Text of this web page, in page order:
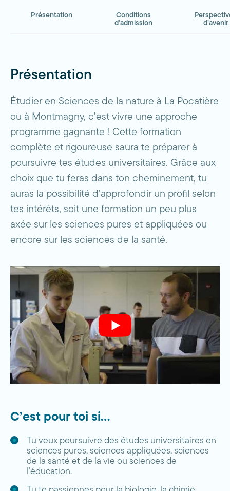
Présentation
Conditions
d’admission
d’avenir
Présentation
Étudier en Sciences de la nature à La Pocatière
ou à Montmagny, c’est vivre une approche
programme gagnante ! Cette formation
complète et rigoureuse saura te préparer à
poursuivre tes études universitaires. Grâce aux
choix que tu feras dans ton cheminement, tu
auras la possibilité d’approfondir un profil selon
tes intérêts, soit une formation un peu plus
axée sur les sciences pures et appliquées ou
encore sur les sciences de la santé.
C’est pour toi si…
Tu veux poursuivre des études universitaires en
sciences pures, sciences appliquées, sciences
de la santé et de la vie ou sciences de
l’éducation.